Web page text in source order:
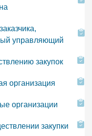
управляющий
закупок
организация
организации
закупки